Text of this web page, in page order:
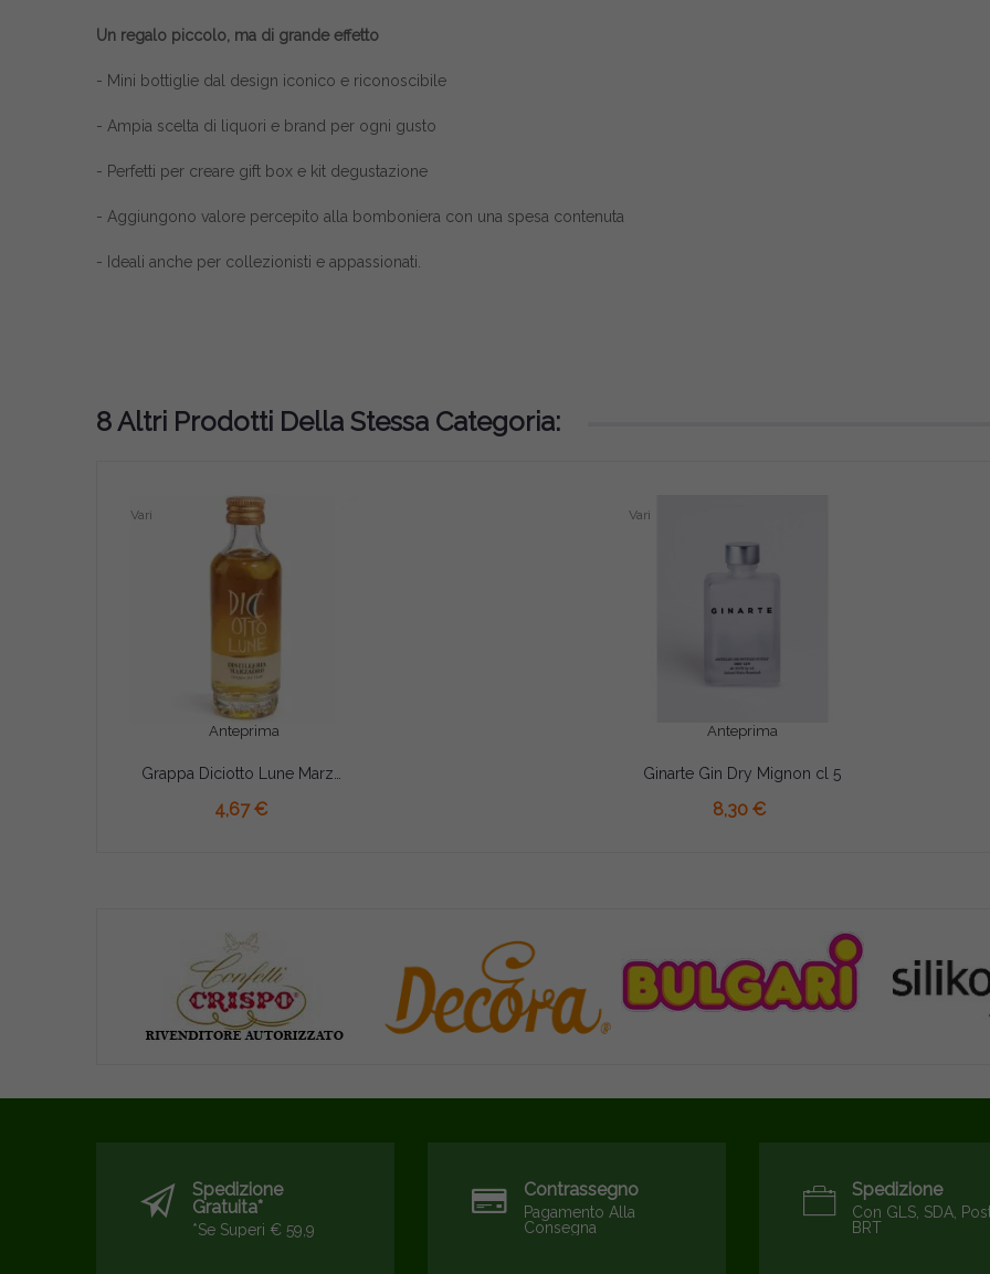
Un regalo piccolo, ma di grande effetto
- Mini bottiglie dal design iconico e riconoscibile
- Ampia scelta di liquori e brand per ogni gusto
- Perfetti per creare gift box e kit degustazione
- Aggiungono valore percepito alla bomboniera con una spesa contenuta
- Ideali anche per collezionisti e appassionati.
8 Altri Prodotti Della Stessa Categoria:
Anteprima
Vari
4,67 €
Anteprima
Vari
Ginarte Gin Dry Mignon cl 5
8,30 €
Spedizione
Gratuita*
*se Superi € 59,9
Contrassegno
Pagamento Alla
Consegna
Spedizione
Con GLS, SDA,
BRT